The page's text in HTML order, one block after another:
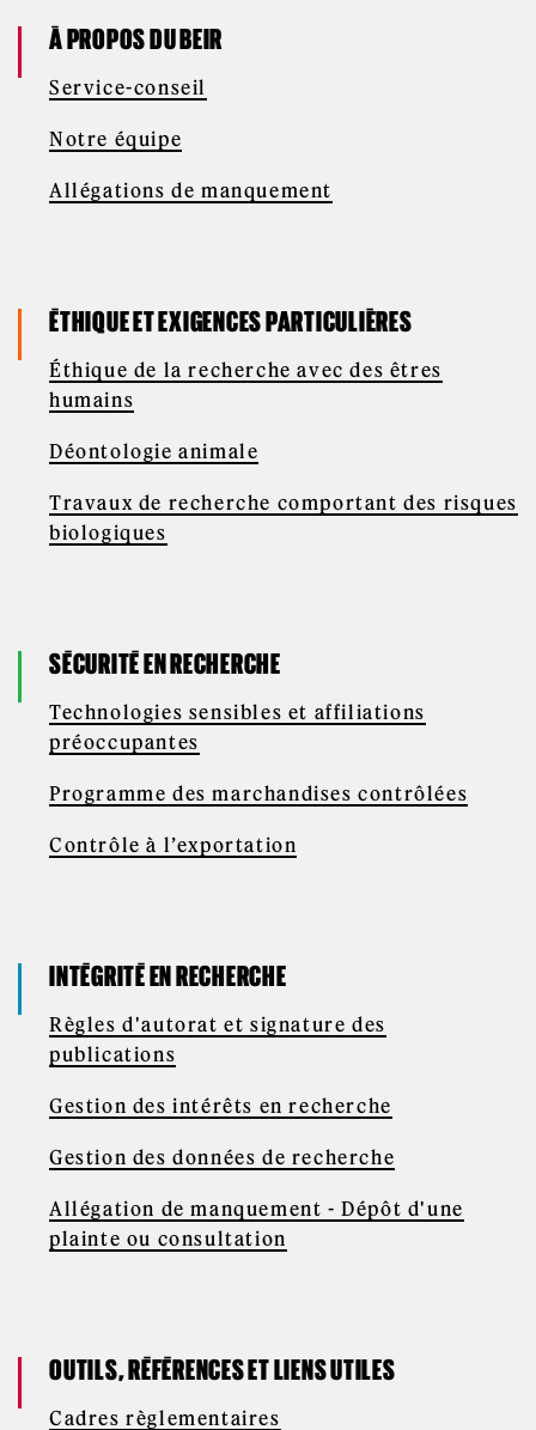
À PROPOS DU BEIR
Service-conseil
Notre équipe
Allégations de manquement
ÉTHIQUE ET EXIGENCES PARTICULIÈRES
Éthique de la recherche avec des êtres
humains
Déontologie animale
Travaux de recherche comportant des risques
biologiques
SÉCURITÉ EN RECHERCHE
Technologies sensibles et affiliations
préoccupantes
Programme des marchandises contrôlées
Contrôle à l’exportation
INTÉGRITÉ EN RECHERCHE
Règles d'autorat et signature des
publications
Gestion des intérêts en recherche
Gestion des données de recherche
Allégation de manquement - Dépôt d'une
plainte ou consultation
OUTILS, RÉFÉRENCES ET LIENS UTILES
Cadres règlementaires